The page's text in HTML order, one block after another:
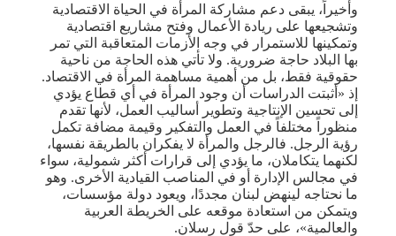
وأخيراً، يبقى دعم مشاركة المرأة في الحياة الاقتصادية
وتشجيعها على ريادة الأعمال وفتح مشاريع اقتصادية
وتمكينها للاستمرار في وجه الأزمات المتعاقبة التي تمر
بها البلاد حاجة ضرورية. ولا تأتي هذه الحاجة من ناحية
حقوقية فقط، بل من أهمية مساهمة المرأة في الاقتصاد.
إذ «أثبتت الدراسات أن وجود المرأة في أي قطاع يؤدي
إلى تحسين الإنتاجية وتطوير أساليب العمل، لأنها تقدم
منظوراً مختلفاً في العمل والتفكير وقيمة مضافة تكمل
رؤية الرجل. فالرجل والمرأة لا يفكران بالطريقة نفسها،
لكنهما يتكاملان، ما يؤدي إلى قرارات أكثر شمولية، سواء
في مجالس الإدارة أو في المناصب القيادية الأخرى. وهو
ما نحتاجه لينهض لبنان مجددًا، ويعود دولة مؤسسات،
ويتمكن من استعادة موقعه على الخريطة العربية
والعالمية»، على حدّ قول رسلان.